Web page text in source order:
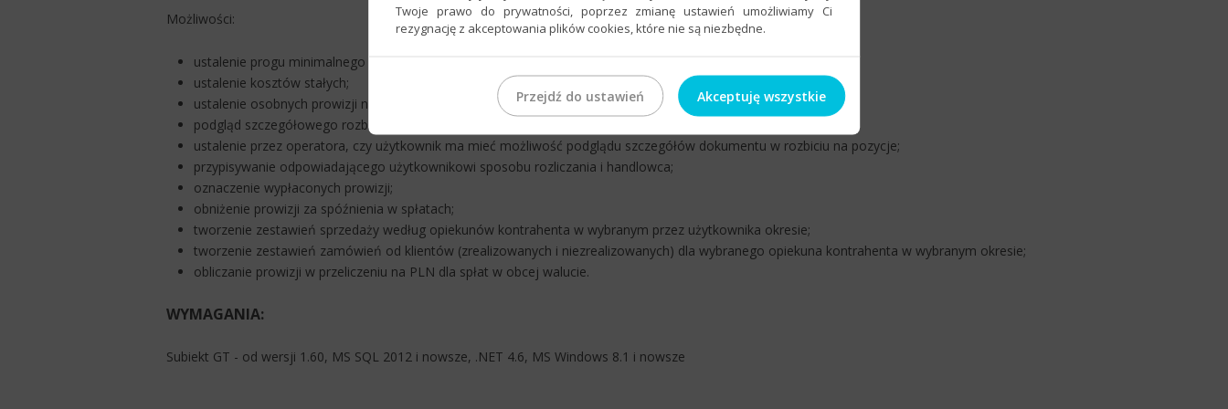
Możliwości:
ustalenie progu minimalnego dla handlowca;
ustalenie kosztów stałych;
ustalenie osobnych prowizji na poszczególne grupy towarów;
podgląd szczegółowego rozbicia prowizji na pozycje dokumentu;
ustalenie przez operatora, czy użytkownik ma mieć możliwość podglądu szczegółów dokumentu w rozbiciu na pozycje;
przypisywanie odpowiadającego użytkownikowi sposobu rozliczania i handlowca;
oznaczenie wypłaconych prowizji;
obniżenie prowizji za spóźnienia w spłatach;
tworzenie zestawień sprzedaży według opiekunów kontrahenta w wybranym przez użytkownika okresie;
tworzenie zestawień zamówień od klientów (zrealizowanych i niezrealizowanych) dla wybranego opiekuna kontrahenta w wybranym okresie;
obliczanie prowizji w przeliczeniu na PLN dla spłat w obcej walucie.
WYMAGANIA:
Subiekt GT - od wersji 1.60, MS SQL 2012 i nowsze, .NET 4.6, MS Windows 8.1 i nowsze
Twoje prawo do prywatności, poprzez zmianę ustawień umożliwiamy Ci
rezygnację z akceptowania plików cookies, które nie są niezbędne.
Przejdź do ustawień Akceptuję wszystkie